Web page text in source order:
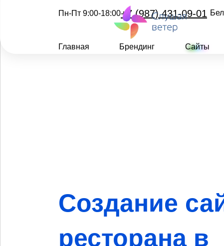
Пн-Пт 9:00-18:00+7 (987) 431-09-01
Главная Брендинг Сайты
Создание
ресторана в